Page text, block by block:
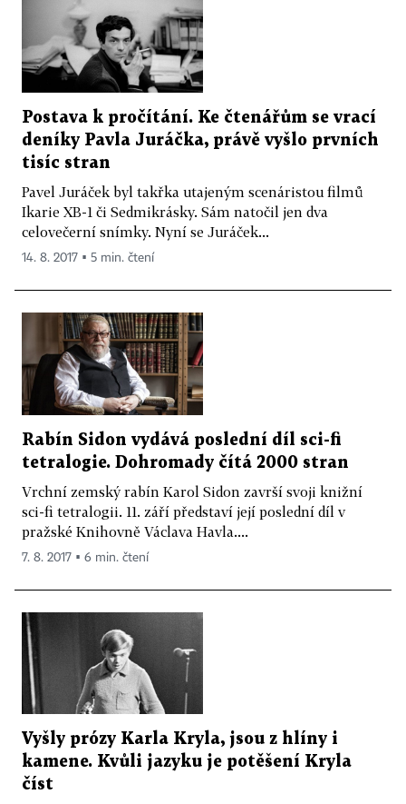
Postava k pročítání. Ke čtenářům se vrací
deníky Pavla Juráčka, právě vyšlo prvních
tisíc stran
Pavel Juráček byl takřka utajeným scenáristou filmů
Ikarie XB-1 či Sedmikrásky. Sám natočil jen dva
celovečerní snímky. Nyní se Juráček...
14. 8. 2017 ▪ 5 min. čtení
Rabín Sidon vydává poslední díl sci-fi
tetralogie. Dohromady čítá 2000 stran
Vrchní zemský rabín Karol Sidon završí svoji knižní
sci-fi tetralogii. 11. září představí její poslední díl v
pražské Knihovně Václava Havla....
7. 8. 2017 ▪ 6 min. čtení
Vyšly prózy Karla Kryla, jsou z hlíny i
kamene. Kvůli jazyku je potěšení Kryla
číst